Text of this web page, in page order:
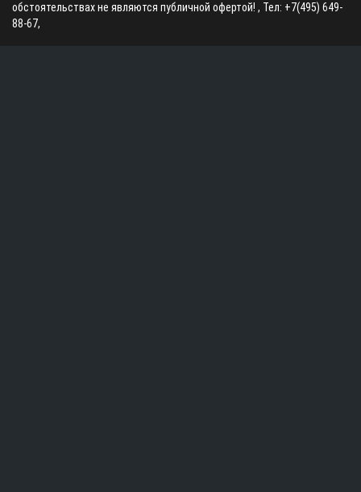
обстоятельствах не являются публичной офертой! , Тел: +7(495) 649-
88-67,